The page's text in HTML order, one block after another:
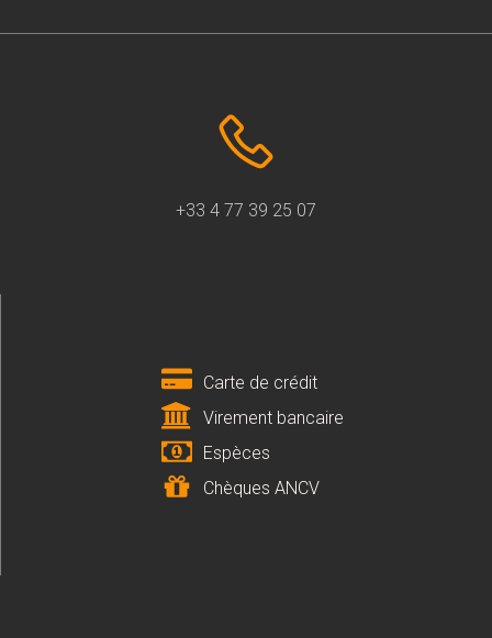
+33 4 77 39 25 07
Carte de crédit
Virement bancaire
Espèces
Chèques ANCV